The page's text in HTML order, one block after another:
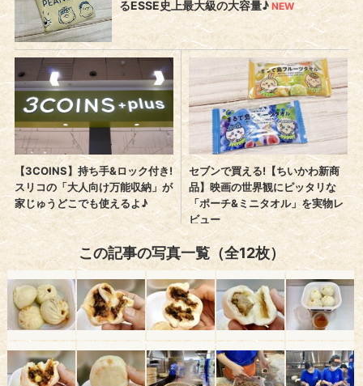
この記事の写真一覧（全12枚）